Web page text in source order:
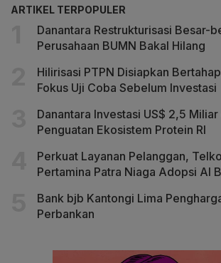
ARTIKEL TERPOPULER
Danantara Restrukturisasi Besar-
Perusahaan BUMN Bakal Hilang
Hilirisasi PTPN Disiapkan
Fokus Uji Coba Sebelum Investasi
Danantara Investasi US$ 2,5
Penguatan Ekosistem Protein RI
Perkuat Layanan Pelanggan,
Pertamina Patra Niaga Adopsi AI
Bank bjb Kantongi Lima
Perbankan